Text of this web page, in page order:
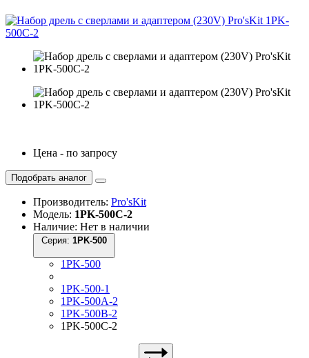
Цена - по запросу
Подобрать аналог
Производитель: Pro'sKit
Модель: 1PK-500C-2
Наличие: Нет в наличии
Серия:
1PK-500
1PK-500-1
1PK-500A-2
1PK-500B-2
1PK-500C-2